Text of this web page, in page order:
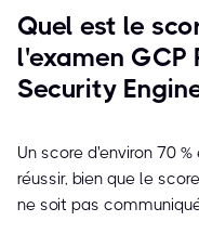
Quel est le
l'examen GCP
Security
Un score d'environ 70
réussir, bien que le
ne soit pas